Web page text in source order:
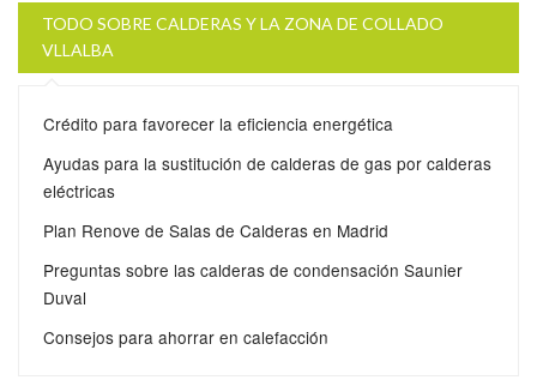
TODO SOBRE CALDERAS Y LA ZONA DE COLLADO
VLLALBA
Crédito para favorecer la eficiencia energética
Ayudas para la sustitución de calderas de gas por calderas
eléctricas
Plan Renove de Salas de Calderas en Madrid
Preguntas sobre las calderas de condensación Saunier
Duval
Consejos para ahorrar en calefacción